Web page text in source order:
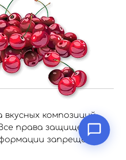
вкусных композиций
права защищены.
запрещено.